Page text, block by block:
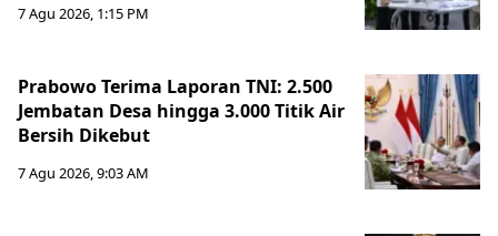
7 Agu 2026, 1:15 PM
Prabowo Terima Laporan TNI: 2.500
Jembatan Desa hingga 3.000 Titik Air
Bersih Dikebut
7 Agu 2026, 9:03 AM